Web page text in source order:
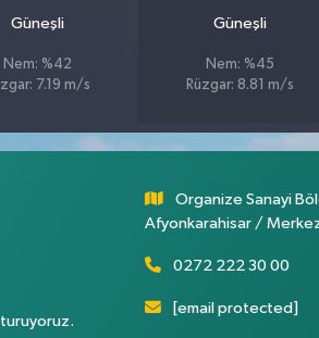
Güneşli
Nem: %42
7.19 m/s
Güneşli
Nem: %45
Rüzgar: 8.81 m/s
Organize Sanayi
Afyonkarahisar /
0272 222 30 00
[email protected]